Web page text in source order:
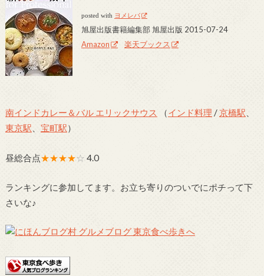
posted with ヨメレバ
旭屋出版書籍編集部 旭屋出版 2015-07-24
Amazon
楽天ブックス
南インドカレー＆バル エリックサウス （インド料理 /京橋駅
東京駅
宝町駅）
昼総合点★★★★☆ 4.0
ランキングに参加してます。お立ち寄りのついでにポチって下
さいな♪